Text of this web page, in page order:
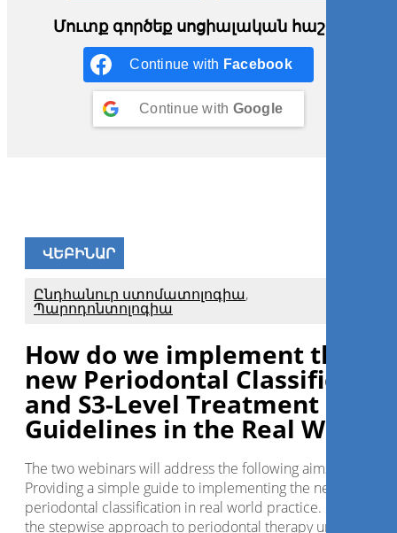
Մուտք գործեք սոցիալական հաշիվ
Continue with Facebook
Continue with Google
ՎԵԲԻՆԱՐ
Ընդհանուր ստոմատոլոգիա,
Պարոդոնտոլոգիա
How do we implement the
new Periodontal
and S3-Level Treatment
Guidelines in the Real World?
The two webinars will address the following aims: 1.
Providing a simple guide to implementing the new
periodontal classification in real world practice. 2.
the stepwise approach to periodontal therapy under the